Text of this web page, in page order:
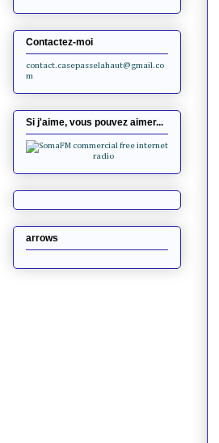
Contactez-moi
contact.casepasselahaut@gmail.co
m
Si j'aime, vous pouvez aimer...
arrows